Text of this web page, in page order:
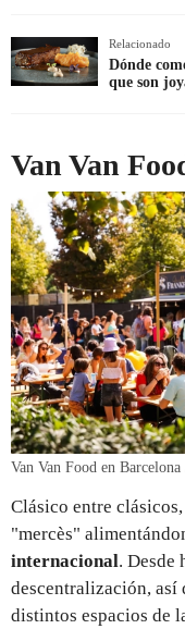
Relacionado
Dónde
que son
Van Van
Van Van Food en
Clásico entre
"mercès"
internacional. Desde
descentralización, así
distintos espacios de